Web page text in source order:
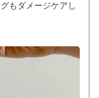
もダメージケアし